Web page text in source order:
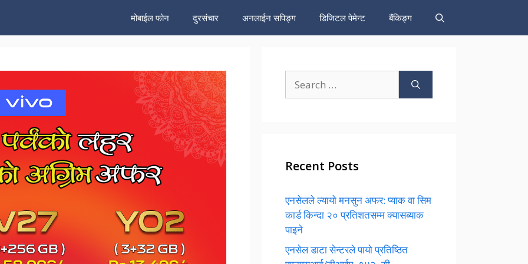
मोबाईल फोन दुरसंचार अनलाईन सपिङ्ग डिजिटल पेमेन्ट बैंकिङ्ग
for:
Recent Posts
एनसेलले ल्यायो मनसुन अफर: प्याक वा सिम
कार्ड किन्दा २० प्रतिशतसम्म क्यासब्याक
पाइने
एनसेल डाटा सेन्टरले पायो प्रतिष्ठित